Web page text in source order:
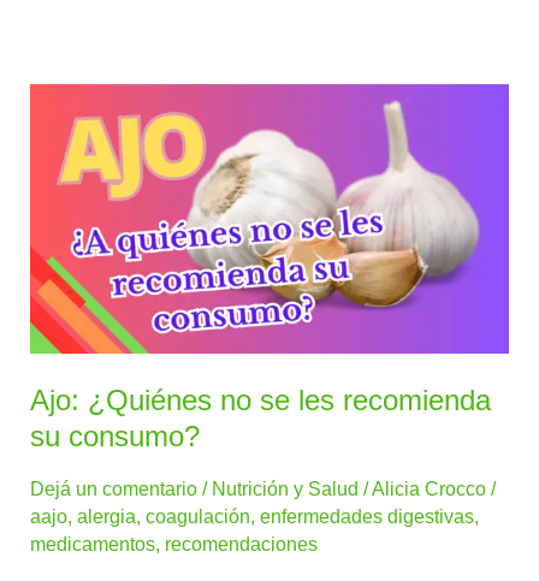
Ajo: ¿Quiénes no se les recomienda
su consumo?
Dejá un comentario / Nutrición y Salud /Alicia Crocco/
aajo,alergia,coagulación,enfermedades digestivas,
medicamentos, recomendaciones
¿Quiénes
recomienda
su
consumo?